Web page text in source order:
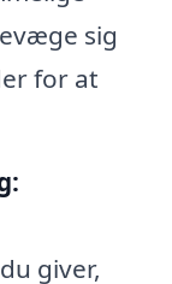
sig
for at
giver,